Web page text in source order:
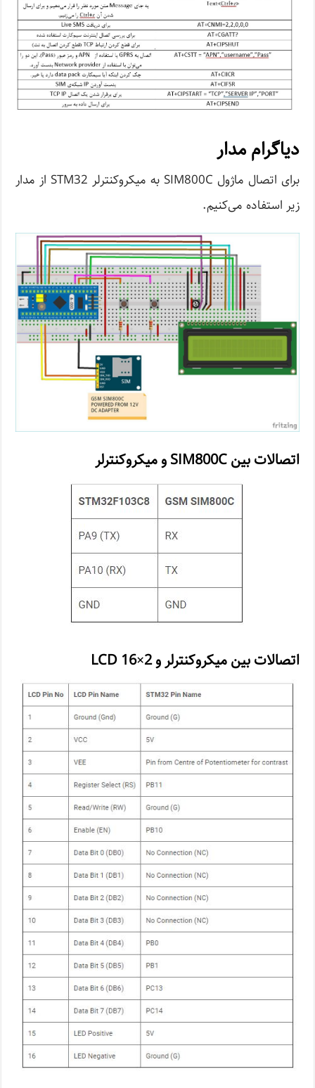
دیاگرام مدار
برای اتصال ماژول SIM800C به میکروکنترلر STM32 از مدار
زیر استفاده می‌کنیم.
اتصالات بین SIM800C و میکروکنترلر
اتصالات بین میکروکنترلر و LCD 16×2